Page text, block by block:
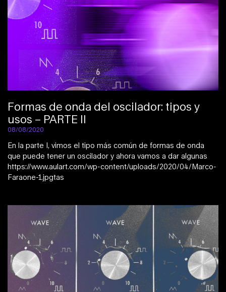
Formas de onda del oscilador: tipos y
usos – PARTE II
08/08/2020
En la parte I, vimos el tipo más común de formas de onda
que puede tener un oscilador y ahora vamos a dar algunas
https://www.aulart.com/wp-content/uploads/2020/04/Marco-
Faraone-1.jpgtas